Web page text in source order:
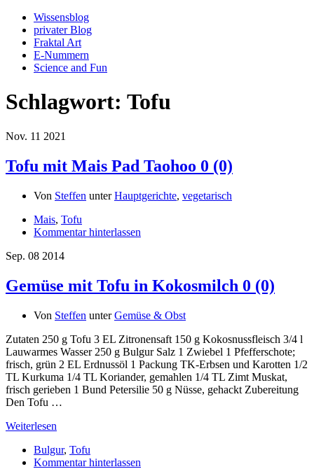
Wissensblog
privater Blog
Fraktal Art
E-Nummern
Science and Fun
Schlagwort: Tofu
Nov. 11 2021
Tofu mit Mais Pad Taohoo 0 (0)
Von Steffen unterHauptgerichte, vegetarisch
Mais, Tofu
Kommentar hinterlassen
Sep. 08 2014
Gemüse mit Tofu in Kokosmilch 0 (0)
Von Steffen unterGemüse & Obst
Zutaten 250 g Tofu 3 EL Zitronensaft 150 g Kokosnussfleisch 3/4 l
Lauwarmes Wasser 250 g Bulgur Salz 1 Zwiebel 1 Pfefferschote;
frisch, grün 2 EL Erdnussöl 1 Packung TK-Erbsen und Karotten 1/2
TL Kurkuma 1/4 TL Koriander, gemahlen 1/4 TL Zimt Muskat,
frisch gerieben 1 Bund Petersilie 50 g Nüsse, gehackt Zubereitung
Den Tofu …
Weiterlesen
Bulgur, Tofu
Kommentar hinterlassen